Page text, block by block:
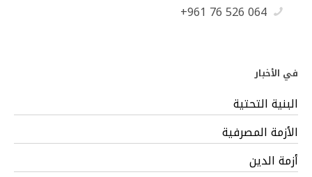
+961 76 526 064
في الأخبار
البنية التحتية
الأزمة المصرفية
أزمة الدين